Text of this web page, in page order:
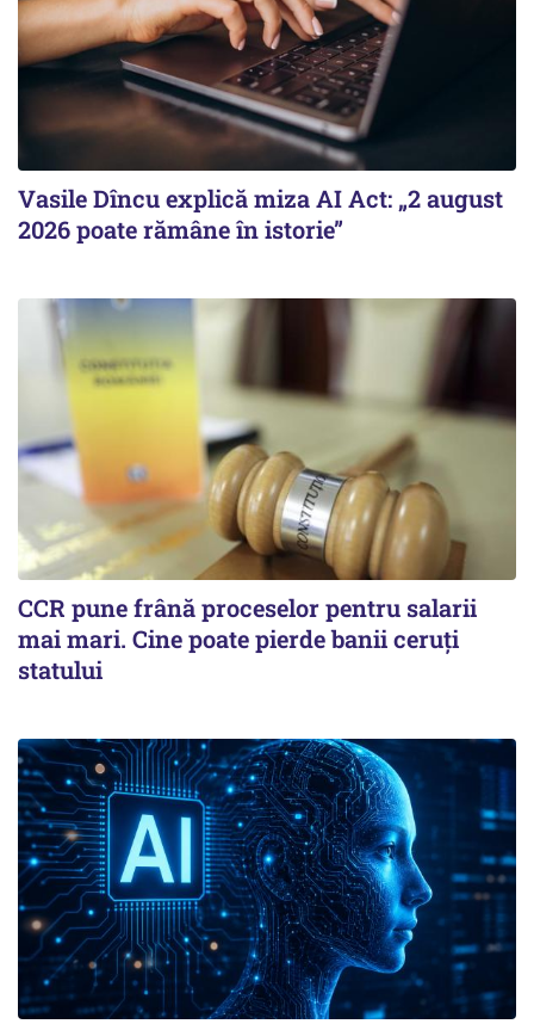
Vasile Dîncu explică miza AI Act: „2 august
2026 poate rămâne în istorie”
CCR pune frână proceselor pentru salarii
mai mari. Cine poate pierde banii ceruți
statului